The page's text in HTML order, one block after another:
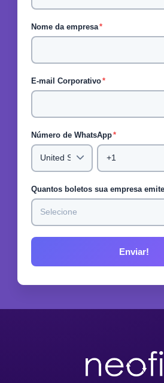
Nome da empresa*
E-mail Corporativo*
Número de WhatsApp*
Quantos boletos sua empresa